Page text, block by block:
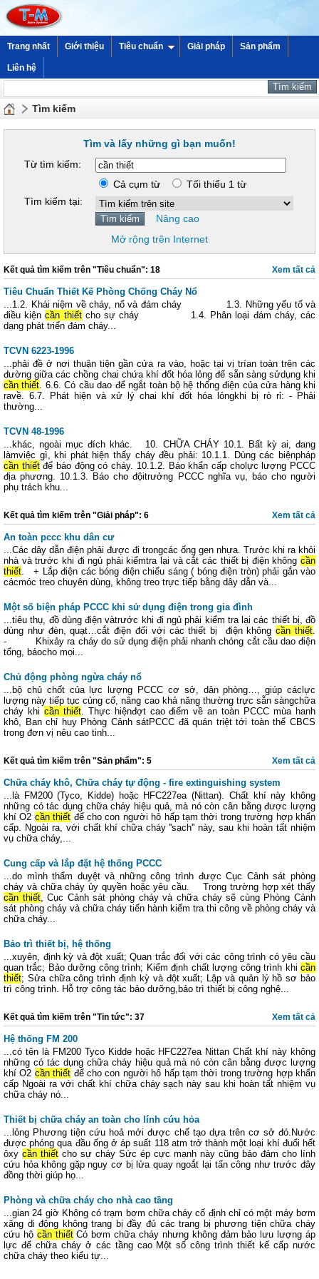
Trang nhất Giới thiệu Tiêu chuẩn Giải pháp Sản phẩm
Liên hệ
Tìm kiếm
Tìm và lấy những gì bạn muốn!
Từ tìm kiếm:
Cả cụm từ
Tối thiểu 1 từ
Tìm kiếm tại:
Nâng cao
Mở rộng trên Internet
Xem tất cả
Kết quả tìm kiếm trên "Tiêu chuẩn": 18
Tiêu Chuẩn Thiết Kế Phòng Chống Cháy Nổ
...1.2. Khái niệm về cháy, nổ và đám cháy 1.3. Những yếu tố và
điều kiệncần thiếtcho sự cháy 1.4. Phân loại đám cháy, các
dạng phát triển đám cháy...
TCVN 6223-1996
...phải đề ở nơi thuận tiện gần cửa ra vào, hoặc tại vị trían toàn trên các
đường giữa các chồng chai chứa khí đốt hóa lỏng để sẵn sàng sửdụng khi
cần thiết. 6.6. Có cầu dao để ngắt toàn bộ hệ thống điện của cửa hàng khi
ravề. 6.7. Phát hiện và xử lý chai khí đốt hóa lỏngkhi bị rò rỉ: - Phải
thường...
TCVN 48-1996
...khác, ngoài mục đích khác. 10. CHỮA CHÁY 10.1. Bất kỳ ai, đang
làmviệc gì, khi phát hiện thấy cháy đều phải: 10.1.1. Dùng các biệnpháp
cần thiếtđể báo động có cháy. 10.1.2. Báo khẩn cấp cholực lượng PCCC
địa phương. 10.1.3. Báo cho độitrưởng PCCC nghĩa vụ, báo cho người
phụ trách khu...
Xem tất cả
Kết quả tìm kiếm trên "Giải pháp": 6
An toàn pccc khu dân cư
...Các dây dẫn điện phải được đi trongcác ống gen nhựa. Trước khi ra khỏi
nhà và trước khi đi ngủ phải kiểmtra lại và cắt các thiết bị điện không cần
thiết. + Lắp điện các bóng điện chiếu sáng ( bóng điện tròn) phải gắn vào
cácmóc treo chuyên dùng, không treo trực tiếp bằng dây dẫn và...
Một số biện pháp PCCC khi sử dụng điện trong gia đình
...tiêu thụ, đồ dùng điện vàtrước khi đi ngủ phải kiểm tra lại các thiết bị, đồ
dùng như đèn, quạt…cắt điện đối với các thiết bị điện khôngcần thiết.
- Khixảy ra cháy do sử dụng điện phải nhanh chóng cắt cầu dao điện
tổng, báocho mọi...
Chủ động phòng ngừa cháy nổ
...bộ chủ chốt của lực lượng PCCC cơ sở, dân phòng…, giúp cáclực
lượng này tiếp tục củng cố, nâng cao khả năng thường trực sẵn sàngchữa
cháy khi cần thiết. Thực hiệnđợt cao điểm về an toàn PCCC mùa hanh
khô, Ban chỉ huy Phòng Cảnh sátPCCC đã quán triệt tới toàn thể CBCS
trong đơn vị nêu cao tinh...
Xem tất cả
Kết quả tìm kiếm trên "Sản phẩm": 5
Chữa cháy khô, Chữa cháy tự động - fire extinguishing system
...là FM200 (Tyco, Kidde) hoặc HFC227ea (Nittan). Chất khí này không
những có tác dụng chữa cháy hiệu quả, mà nó còn cân bằng được lượng
khí O2 cần thiết để cho con người hô hấp tạm thời trong trường hợp khẩn
cấp. Ngoài ra, với chất khí chữa cháy ''sạch'' này, sau khi hoàn tất nhiệm
vụ chữa cháy,...
Cung cấp và lắp đặt hệ thống PCCC
...do mình thẩm duyệt và những công trình được Cục Cảnh sát phòng
cháy và chữa cháy ủy quyền hoặc yêu cầu. Trong trường hợp xét thấy
cần thiết, Cục Cảnh sát phòng cháy và chữa cháy sẽ cùng Phòng Cảnh
sát phòng cháy và chữa cháy tiến hành kiểm tra thi công về phòng cháy và
chữa cháy...
Bảo trì thiết bị, hệ thống
...xuyên, định kỳ và đột xuất; Quan trắc đối với các công trình có yêu cầu
quan trắc; Bảo dưỡng công trình; Kiểm định chất lượng công trình khi cần
thiết; Sửa chữa công trình định kỳ và đột xuất; Lập và quản lý hồ sơ bảo
trì công trình. Hỗ trợ công tác bảo dưỡng,bảo trì thiết bị công nghệ...
Xem tất cả
Kết quả tìm kiếm trên "Tin tức": 37
Hệ thống FM 200
...có tên là FM200 Tyco Kidde hoặc HFC227ea Nittan Chất khí này không
những có tác dụng chữa cháy hiệu quả mà nó còn cân bằng được lượng
khí O2 cần thiết để cho con người hô hấp tạm thời trong trường hợp khẩn
cấp Ngoài ra với chất khí chữa cháy sạch này sau khi hoàn tất nhiệm vụ
chữa cháy nó...
Thiết bị chữa cháy an toàn cho lính cứu hỏa
...lỏng Phương tiện cứu hoả mới được chế tạo dựa trên cơ sở đó.Nước
được phóng qua đầu ống ở áp suất 118 atm trở thành một loại khí đuổi hết
ôxy cần thiết cho sự cháy Sức ép cực mạnh này cũng bảo đảm cho lính
cứu hỏa không gặp nguy cơ bị lửa quay ngoắt lại tấn công như trước đây
đồng thời giúp họ...
Phòng và chữa cháy cho nhà cao tầng
...gian 24 giờ Không có trạm bơm chữa cháy cố định chỉ có một máy bơm
xăng di động không trang bị đầy đủ các trang bị phương tiện chữa cháy
cứu hộ cần thiếtCó bơm chữa cháy nhưng không đảm bảo lưu lượng áp
lực để chữa cháy ở các tầng cao Một số công trình thiết kế cấp nước
chữa cháy theo kiểu tự...